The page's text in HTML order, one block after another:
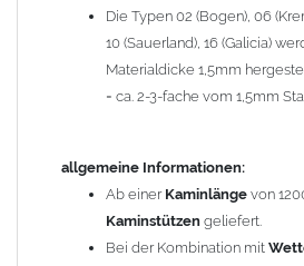
Zum Bild vergößern, bitte auf das Bild
Die Typen 02 (Bogen), 06
10 (Sauerland), 16 (Galicia)
Materialdicke 1,5mm
= ca. 2-3-fache vom 1,5mm
allgemeine Informationen:
Ab einer Kaminlänge von
Kaminstützen geliefert.
Bei der Kombination mit